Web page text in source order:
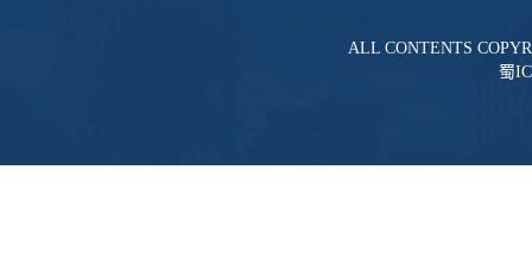
ALL CONTENTS
蜀